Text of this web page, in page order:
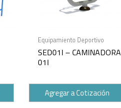
Equipamiento Deportivo
SED01I – CAMINADORA
01I
Agregar a Cotización